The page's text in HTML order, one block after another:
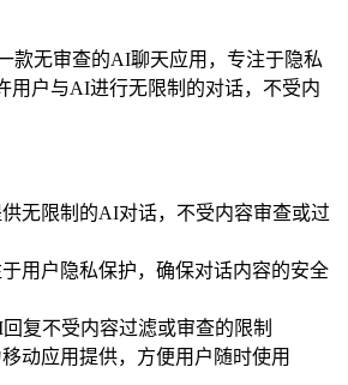
款无审查的AI聊天应用，专注于隐私
用户与AI进行无限制的对话，不受内
供无限制的AI对话，不受内容审查或过
于用户隐私保护，确保对话内容的安全
回复不受内容过滤或审查的限制
移动应用提供，方便用户随时使用